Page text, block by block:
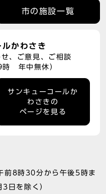
市の施設一覧
かわさき
、ご意見、ご相談
時 年中無休）
サンキューコールか
わさきの
ページを見る
前8時30分から午後5時ま
日を除く）